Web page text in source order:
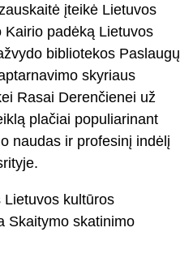
įteikė Lietuvos
Kairio padėką Lietuvos
bibliotekos Paslaugų
skyriaus
Rasai Derenčienei už
plačiai populiarinant
naudas ir profesinį indėlį
Lietuvos kultūros
Skaitymo skatinimo